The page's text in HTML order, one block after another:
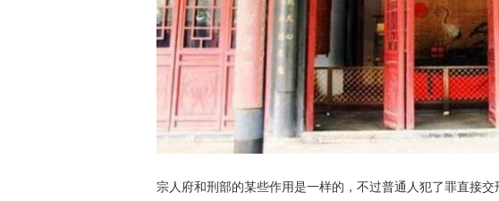
宗人府和刑部的某些作用是一样的，不过普通人犯了罪直接